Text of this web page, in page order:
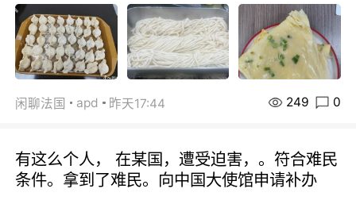
闲聊法国 apd 昨天17:44 249 0
有这么个人， 在某国，遭受迫害，。符合难民
条件。拿到了难民。向中国大使馆申请补办